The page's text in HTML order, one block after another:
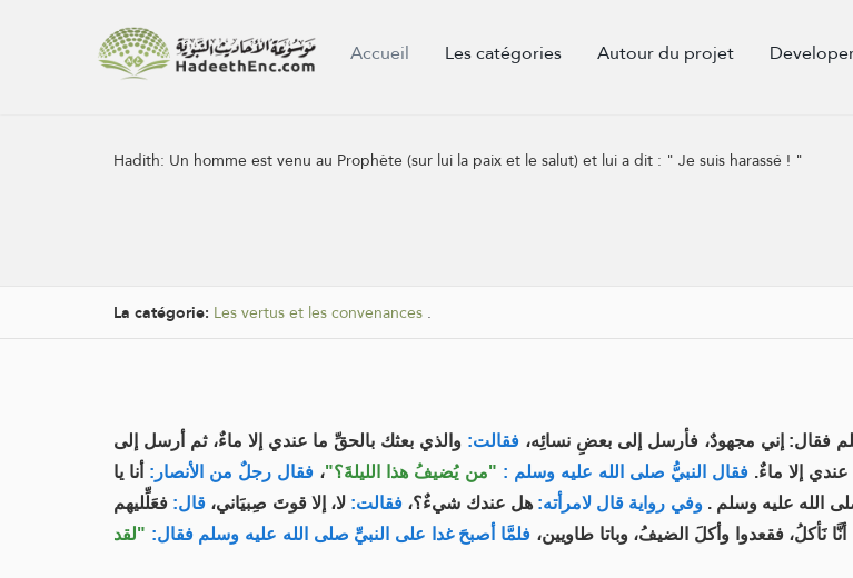
Accueil Les catégories Autour du projet
Hadith: Un homme est venu au Prophète (sur lui la paix et le salut) et lui a dit : " Je suis harassé ! "
La catégorie: Les vertus et les convenances .
فقال: إني مجهودٌ، فأرسل إلى بعضِ نسائِه، فقالت: والذي بعثك بالحقِّ ما عندي إلا ماءٌ، ثم أرسل إلى
إلا ماءٌ. فقال النبيُّ صلى الله عليه وسلم : "من يُضيفُ هذا الليلةَ؟"، فقال رجلٌ من الأنصار: أنا يا
الله عليه وسلم . وفي رواية قال لامرأته: هل عندك شيءٌ؟، فقالت: لا، إلا قوتَ صِبيَاني، قال: فعَلِّليهم
نَأكلُ، فقعدوا وأكلَ الضيفُ، وباتا طاويين، فلمَّا أصبحَ غدا على النبيِّ صلى الله عليه وسلم فقال: "لقد